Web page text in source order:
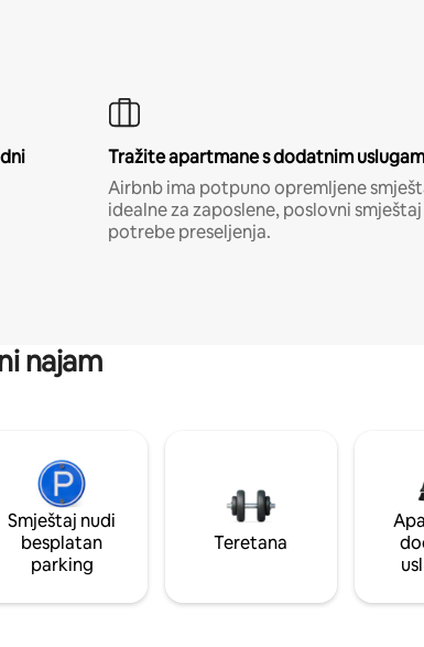
Tražite apartmane s dodatnim
Airbnb ima potpuno opremljene
idealne za zaposlene, poslovni smještaj
potrebe preseljenja.
najam
Smještaj nudi
besplatan
parking
Teretana